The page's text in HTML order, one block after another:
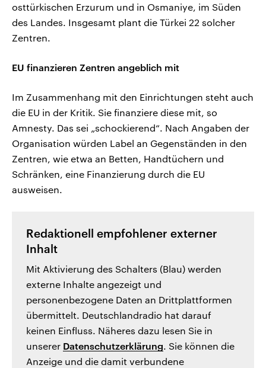
osttürkischen Erzurum und in Osmaniye, im Süden
des Landes. Insgesamt plant die Türkei 22 solcher
Zentren.
EU finanzieren Zentren angeblich mit
Im Zusammenhang mit den Einrichtungen steht auch
die EU in der Kritik. Sie finanziere diese mit, so
Amnesty. Das sei „schockierend“. Nach Angaben der
Organisation würden Label an Gegenständen in den
Zentren, wie etwa an Betten, Handtüchern und
Schränken, eine Finanzierung durch die EU
ausweisen.
Redaktionell empfohlener externer
Inhalt
Mit Aktivierung des Schalters (Blau) werden
externe Inhalte angezeigt und
personenbezogene Daten an Drittplattformen
übermittelt. Deutschlandradio hat darauf
keinen Einfluss. Näheres dazu lesen Sie in
unserer Datenschutzerklärung. Sie können die
Anzeige und die damit verbundene